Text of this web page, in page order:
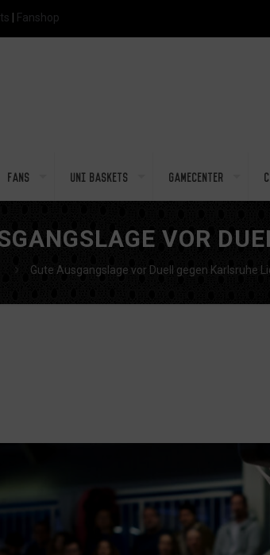
Fanshop
Fans Uni Baskets Gamecenter
VOR
Gute Ausgangslage vor Duell gegen Karlsruhe